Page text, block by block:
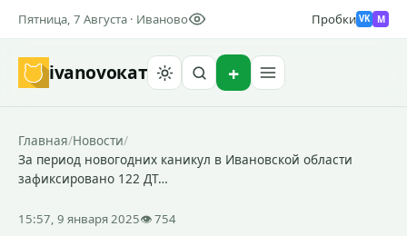
Пятница, 7 Августа · Иваново Пробки VK M
ivanovoкат
Главная/Новости/
За период новогодних каникул в Ивановской области
зафиксировано 122 ДТ…
15:57, 9 января 2025👁 754